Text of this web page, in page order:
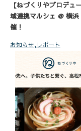
【ねづくりやプロデュ
域連携マルシェ @ 横
催！
お知らせ, レポート